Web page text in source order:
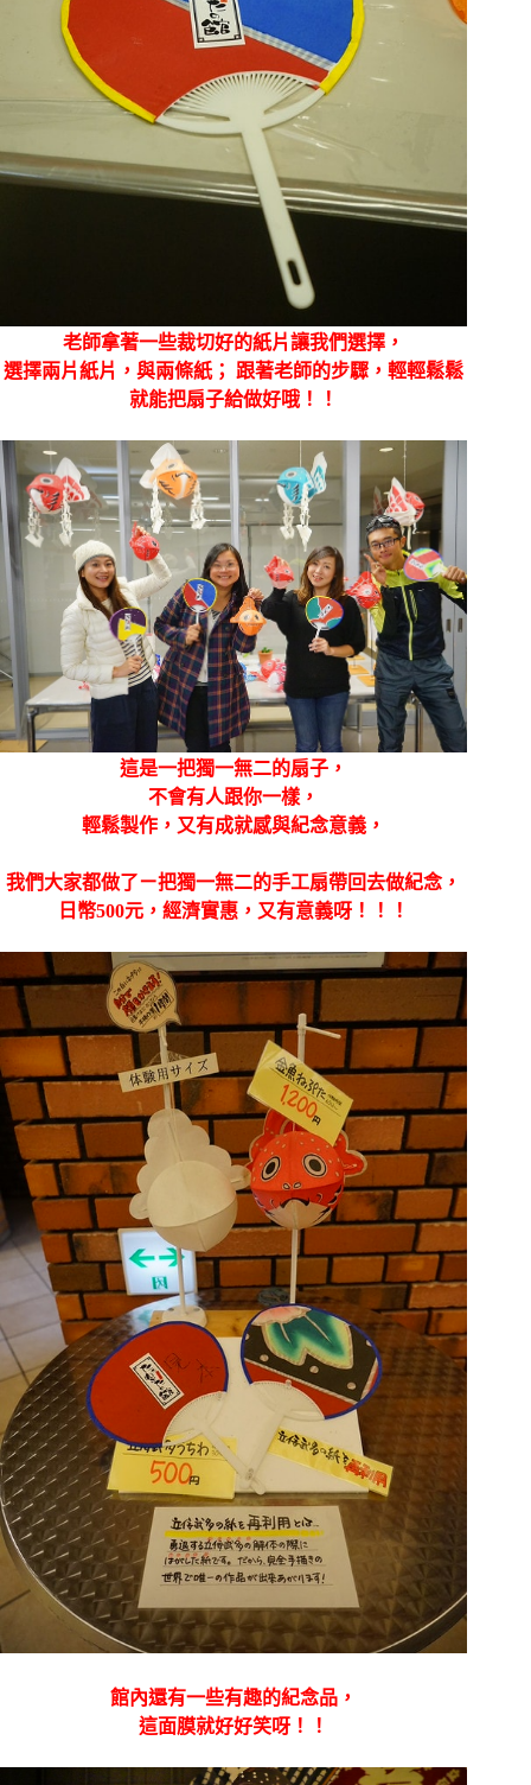
老師拿著一些裁切好的紙片讓我們選擇，
選擇兩片紙片，與兩條紙；
跟著老師的步驟，輕輕鬆鬆
就能把扇子給做好哦！！
這是一把獨一無二的扇子，
不會有人跟你一樣，
輕鬆製作，又有成就感與紀念意義，
我們大家都做了ㄧ把獨一無二的手工扇帶回去做紀念，
日幣500元，經濟實惠，又有意義呀！！！
館內還有一些有趣的紀念品，
這面膜就好好笑呀！！